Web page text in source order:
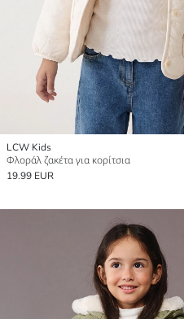
LCW Kids
Φλοράλ ζακέτα για κορίτσια
19.99 EUR